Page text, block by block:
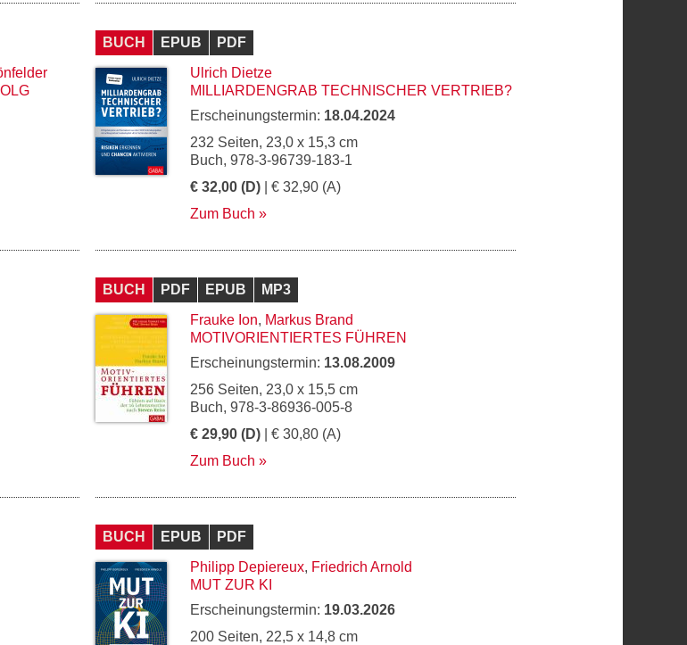
BUCH EPUB
PDF
Ulrich Dietze
MILLIARDENGRAB TECHNISCHER VERTRIEB?
Erscheinungstermin: 18.04.2024
232 Seiten, 23,0 x 15,3 cm
Buch, 978-3-96739-183-1
€ 32,00 (D) | € 32,90 (A)
Zum Buch
BUCH PDF EPUB
MP3
Frauke Ion, Markus Brand
MOTIVORIENTIERTES FÜHREN
Erscheinungstermin: 13.08.2009
256 Seiten, 23,0 x 15,5 cm
Buch, 978-3-86936-005-8
€ 29,90 (D) | € 30,80 (A)
Zum Buch
BUCH EPUB
PDF
Philipp Depiereux, Friedrich Arnold
MUT ZUR KI
Erscheinungstermin: 19.03.2026
200 Seiten, 22,5 x 14,8 cm